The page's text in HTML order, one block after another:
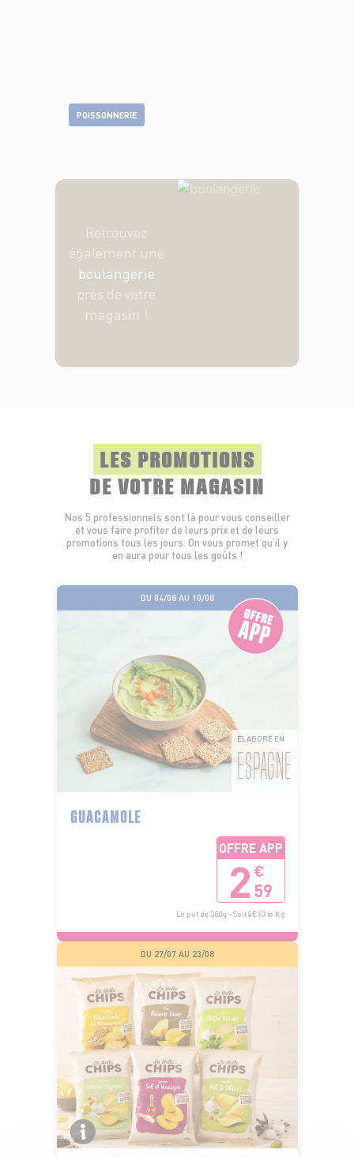
POISSONNERIE
Retrouvez
également une
boulangerie
près de votre
magasin !
LES PROMOTIONS
DE VOTRE MAGASIN
Nos 5 professionnels sont là pour vous conseiller
et vous faire profiter de leurs prix et de leurs
promotions tous les jours. On vous promet qu’il y
en aura pour tous les goûts !
DU 04/08 AU 10/08
ÉLABORÉ EN
ESPAGNE
GUACAMOLE
OFFRE APP
2 €
59
Le pot de 300g - Soit 8€63 le Kg
DU 27/07 AU 23/08